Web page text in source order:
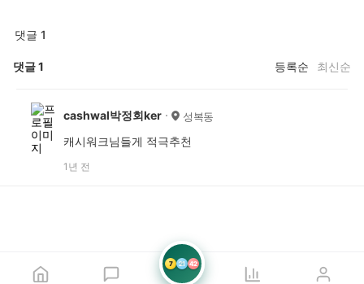
댓글 1
댓글1 등록순 최신순
cashwal박정회ker 성복동
캐시워크님들게 적극추천
1년 전
7 21 42